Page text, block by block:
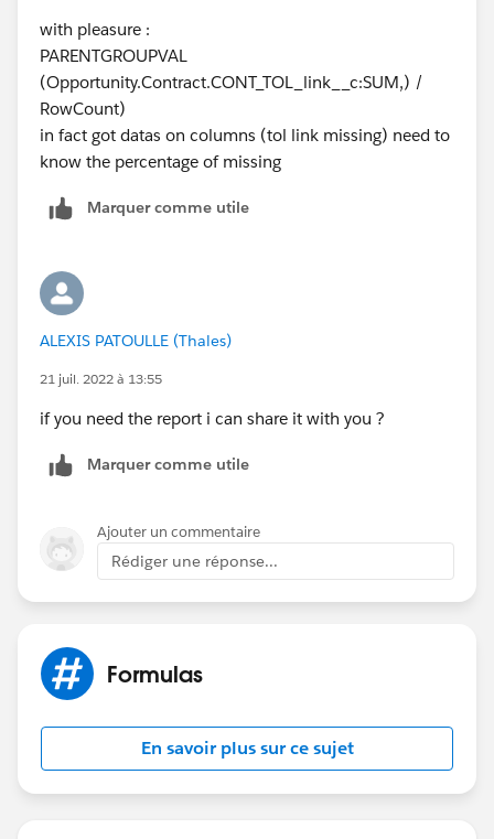
with pleasure :
PARENTGROUPVAL
(Opportunity.Contract.CONT_TOL_link__c:SUM,) /
RowCount)
in fact got datas on columns (tol link missing) need to
know the percentage of missing
Marquer comme utile
ALEXIS PATOULLE (Thales)
21 juil. 2022 à 13:55
if you need the report i can share it with you ?
Marquer comme utile
Ajouter un commentaire
Rédiger une réponse...
Formulas
En savoir plus sur ce sujet